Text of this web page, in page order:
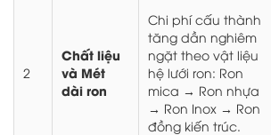
2
Chất liệu
và Mét
dài ron
Chi phí cấu thành
tăng dần nghiêm
ngặt theo vật liệu
hệ lưới ron: Ron
mica → Ron nhựa
→ Ron Inox → Ron
đồng kiến trúc.